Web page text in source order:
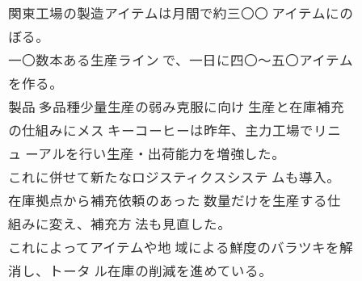
関東工場の製造アイテムは月間で約三〇〇 アイテムにの
ぼる。
一〇数本ある生産ライン で、一日に四〇〜五〇アイテム
を作る。
製品 多品種少量生産の弱み克服に向け 生産と在庫補充
の仕組みにメス キーコーヒーは昨年、主力工場でリニ
ュ ーアルを行い生産・出荷能力を増強した。
これに併せて新たなロジスティクスシステ ムも導入。
在庫拠点から補充依頼のあった 数量だけを生産する仕
組みに変え、補充方 法も見直した。
これによってアイテムや地 域による鮮度のバラツキを解
消し、トータ ル在庫の削減を進めている。